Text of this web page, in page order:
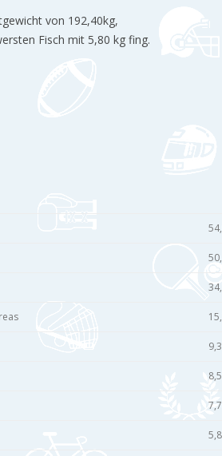
von 192,40kg,
Fisch mit 5,80 kg fing.